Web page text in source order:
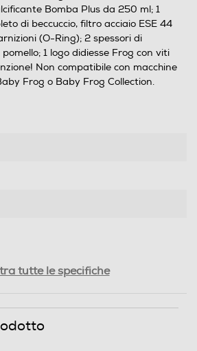
Bomba Plus da 250 ml; 1
di beccuccio, filtro acciaio ESE 44
(O-Ring); 2 spessori di
1 logo didiesse Frog con viti
Non compatibile con macchine
Frog o Baby Frog Collection.
tutte le specifiche